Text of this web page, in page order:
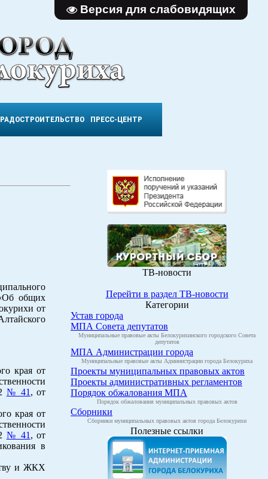
Версия для слабовидящих
ПРЕСС-ЦЕНТР
общих
от
края от
№ 41 , от
края от
№ 41 , от
в
и ЖКХ
ТВ-новости
Перейти в раздел ТВ-новости
Категории
Устав города
МПА Совета депутатов
Муниципальные правовые акты Белокурихинского городского Совета
депутатов
МПА Администрации города
Муниципальные правовые акты Администрации города Белокуриха
Проекты муниципальных правовых актов
Проекты административных регламентов
Порядок обжалования МПА
Порядок обжалования муниципальных правовых актов
Сборники
Сборники муниципальных правовых актов города Белокурихи
Полезные ссылки